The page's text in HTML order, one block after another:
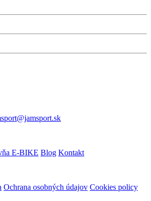
E-BIKE Blog Kontakt
Ochrana osobných údajov Cookies policy